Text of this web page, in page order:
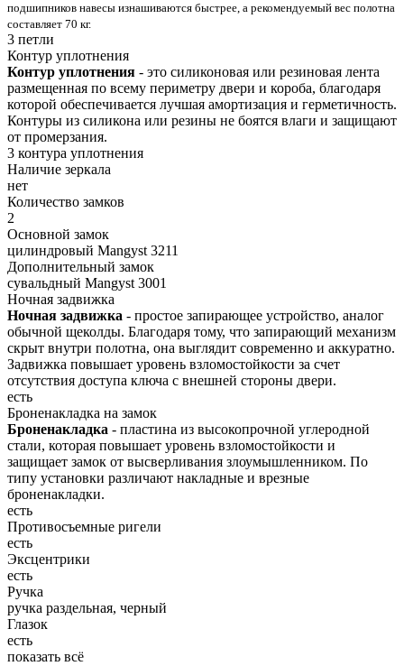
подшипников навесы изнашиваются быстрее, а рекомендуемый вес полотна
составляет 70 кг.
3 петли
Контур уплотнения
Контур уплотнения - это силиконовая или резиновая лента
размещенная по всему периметру двери и короба, благодаря
которой обеспечивается лучшая амортизация и герметичность.
Контуры из силикона или резины не боятся влаги и защищают
от промерзания.
3 контура уплотнения
Наличие зеркала
нет
Количество замков
2
Основной замок
цилиндровый Mangyst 3211
Дополнительный замок
сувальдный Mangyst 3001
Ночная задвижка
Ночная задвижка - простое запирающее устройство, аналог
обычной щеколды. Благодаря тому, что запирающий механизм
скрыт внутри полотна, она выглядит современно и аккуратно.
Задвижка повышает уровень взломостойкости за счет
отсутствия доступа ключа с внешней стороны двери.
есть
Броненакладка на замок
Броненакладка - пластина из высокопрочной углеродной
стали, которая повышает уровень взломостойкости и
защищает замок от высверливания злоумышленником. По
типу установки различают накладные и врезные
броненакладки.
есть
Противосъемные ригели
есть
Эксцентрики
есть
Ручка
ручка раздельная, черный
Глазок
есть
показать всё